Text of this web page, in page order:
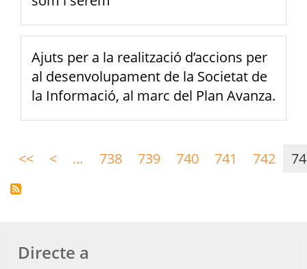
Ajuts per a la realització d’accions per
al desenvolupament de la Societat de
la Informació, al marc del Plan Avanza.
<< Primera
< Pàgina
… 738 739 740 741 742
Directe a